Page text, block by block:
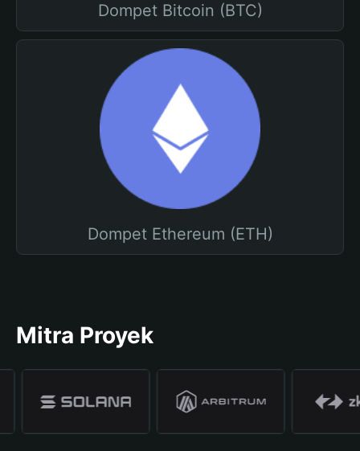
Dompet Bitcoin (BTC)
Dompet Ethereum (ETH)
Mitra Proyek